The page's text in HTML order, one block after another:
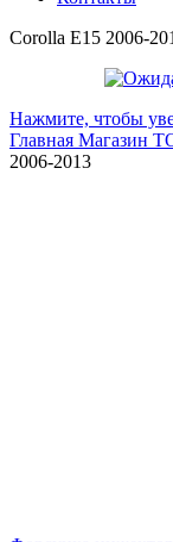
Corolla E15 2006-
Нажмите, чтобы
Главная Магазин
2006-2013